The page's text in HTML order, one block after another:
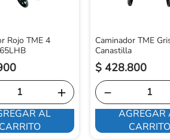
Rojo TME 4
＋
AL
CARRITO
Caminador TME
Canastilla
$ 428.800
－
AGREGAR
CARRITO